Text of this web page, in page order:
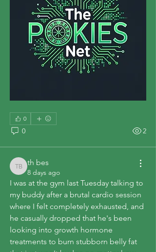
0
0 2
th bes
th bes
8 days ago
I was at the gym last Tuesday talking to
my buddy after a brutal cardio session
where I felt completely exhausted, and
he casually dropped that he's been
looking into growth hormone
treatments to burn stubborn belly fat